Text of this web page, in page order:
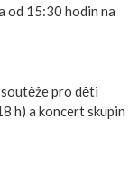
od 15:30 hodin na
pro děti
h) a koncert skupin